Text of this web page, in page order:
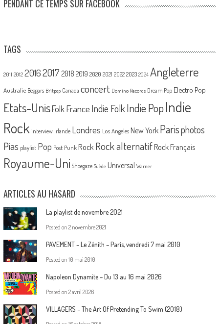
PENDANT CE TEMPS SUR FACEBOOK
TAGS
2011 2012 20162017 2018 2019 2020 2021 2022 2023 2024 Angleterre
Australie Beggars Britpop Canada concert Domino Records Dream Pop Electro Pop
Etats-UnisFolk France Indie Folk Indie PopIndie
Rock interview Irlande Londres Los Angeles New York Parisphotos
Pias playlist Pop Post Punk Rock Rock alternatif Rock Français
Royaume-Uni Shoegaze Suède Universal Warner
ARTICLES AU HASARD
La playlist de novembre 2021
Posted on 2 novembre 2021
PAVEMENT – Le Zénith – Paris, vendredi 7 mai 2010
Posted on 10 mai 2010
Napoleon Dynamite – Du 13 au 16 mai 2026
Posted on 2 avril 2026
VILLAGERS – The Art Of Pretending To Swim (2018)